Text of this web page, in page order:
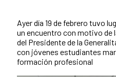
Ayer día 19 de febrero tuvo
un encuentro con motivo de
del Presidente de la
con jóvenes estudiantes
formación profesional